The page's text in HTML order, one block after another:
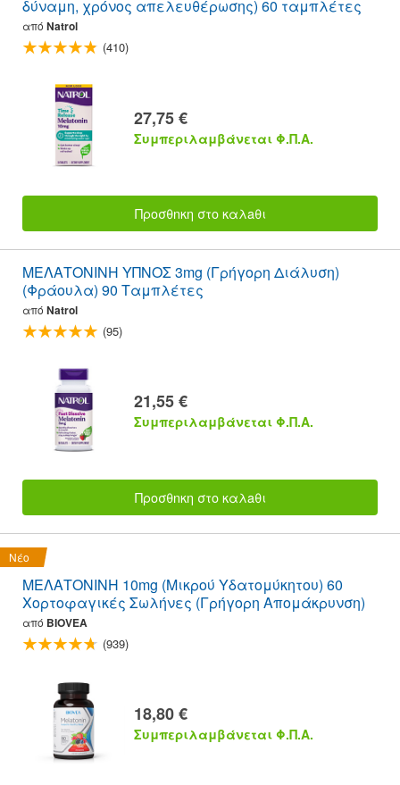
δύναμη, χρόνος απελευθέρωσης) 60 ταμπλέτες
από Natrol
(410)
27,75 €
Συμπεριλαμβάνεται Φ.Π.Α.
Προσθnκη στο καλaθι
ΜΕΛΑΤΟΝΙΝΗ ΥΠΝΟΣ 3mg (Γρήγορη Διάλυση)
(Φράουλα) 90 Ταμπλέτες
από Natrol
(95)
21,55 €
Συμπεριλαμβάνεται Φ.Π.Α.
Προσθnκη στο καλaθι
Νέο
ΜΕΛΑΤΟΝΙΝΗ 10mg (Μικρού Υδατομύκητου) 60
Χορτοφαγικές Σωλήνες (Γρήγορη Απομάκρυνση)
από BIOVEA
(939)
18,80 €
Συμπεριλαμβάνεται Φ.Π.Α.